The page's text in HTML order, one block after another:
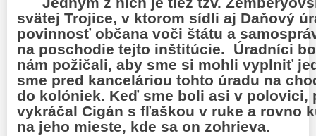
svätej Trojice, v ktorom sídli aj Daňový
povinnosť občana voči štátu a
na poschodie tejto inštitúcie. Úradníci
nám požičali, aby sme si mohli vyplniť
sme pred kanceláriou tohto úradu na
do kolóniek. Keď sme boli asi v polovici,
vykráčal Cigán s fľaškou v ruke a rovno
na jeho mieste, kde sa on zohrieva.